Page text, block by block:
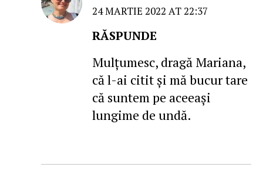
24 MARTIE 2022 AT 22:37
RĂSPUNDE
Mulţumesc, dragă Mariana,
că l-ai citit şi mă bucur tare
că suntem pe aceeaşi
lungime de undă.